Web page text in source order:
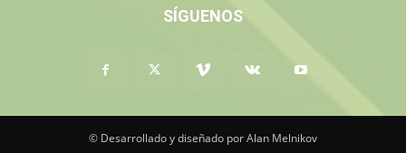
SÍGUENOS
© Desarrollado y diseñado por Alan Melnikov